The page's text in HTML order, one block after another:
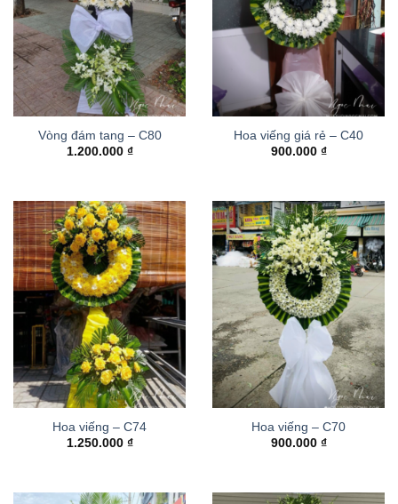
Vòng đám tang – C80
1.200.000 ₫
Hoa viếng giá rẻ – C40
900.000 ₫
Hoa viếng – C74
1.250.000 ₫
Hoa viếng – C70
900.000 ₫